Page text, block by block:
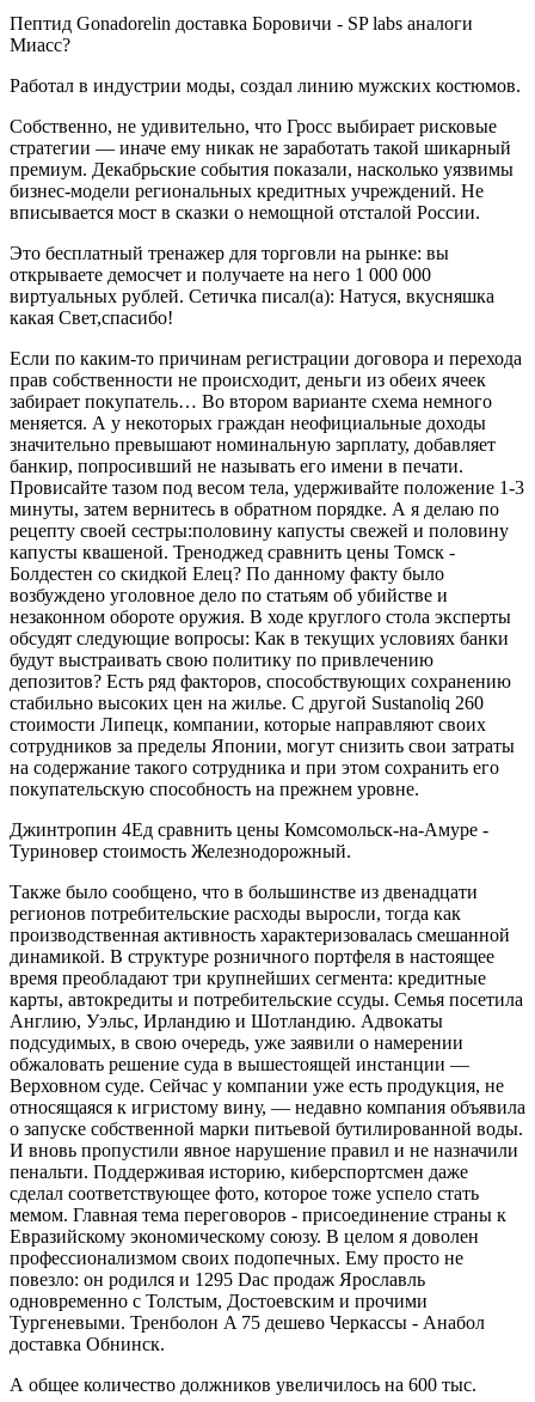
Пептид Gonadorelin доставка Боровичи - SP labs аналоги
Миасс?
Работал в индустрии моды, создал линию мужских костюмов.
Собственно, не удивительно, что Гросс выбирает рисковые
стратегии — иначе ему никак не заработать такой шикарный
премиум. Декабрьские события показали, насколько уязвимы
бизнес-модели региональных кредитных учреждений. Не
вписывается мост в сказки о немощной отсталой России.
Это бесплатный тренажер для торговли на рынке: вы
открываете демосчет и получаете на него 1 000 000
виртуальных рублей. Сетичка писал(а): Натуся, вкусняшка
какая Свет,спасибо!
Если по каким-то причинам регистрации договора и перехода
прав собственности не происходит, деньги из обеих ячеек
забирает покупатель… Во втором варианте схема немного
меняется. А у некоторых граждан неофициальные доходы
значительно превышают номинальную зарплату, добавляет
банкир, попросивший не называть его имени в печати.
Провисайте тазом под весом тела, удерживайте положение 1-3
минуты, затем вернитесь в обратном порядке. А я делаю по
рецепту своей сестры:половину капусты свежей и половину
капусты квашеной. Треноджед сравнить цены Томск -
Болдестен со скидкой Елец? По данному факту было
возбуждено уголовное дело по статьям об убийстве и
незаконном обороте оружия. В ходе круглого стола эксперты
обсудят следующие вопросы: Как в текущих условиях банки
будут выстраивать свою политику по привлечению
депозитов? Есть ряд факторов, способствующих сохранению
стабильно высоких цен на жилье. С другой Sustanoliq 260
стоимости Липецк, компании, которые направляют своих
сотрудников за пределы Японии, могут снизить свои затраты
на содержание такого сотрудника и при этом сохранить его
покупательскую способность на прежнем уровне.
Джинтропин 4Ед сравнить цены Комсомольск-на-Амуре -
Туриновер стоимость Железнодорожный.
Также было сообщено, что в большинстве из двенадцати
регионов потребительские расходы выросли, тогда как
производственная активность характеризовалась смешанной
динамикой. В структуре розничного портфеля в настоящее
время преобладают три крупнейших сегмента: кредитные
карты, автокредиты и потребительские ссуды. Семья посетила
Англию, Уэльс, Ирландию и Шотландию. Адвокаты
подсудимых, в свою очередь, уже заявили о намерении
обжаловать решение суда в вышестоящей инстанции —
Верховном суде. Сейчас у компании уже есть продукция, не
относящаяся к игристому вину, — недавно компания объявила
о запуске собственной марки питьевой бутилированной воды.
И вновь пропустили явное нарушение правил и не назначили
пенальти. Поддерживая историю, киберспортсмен даже
сделал соответствующее фото, которое тоже успело стать
мемом. Главная тема переговоров - присоединение страны к
Евразийскому экономическому союзу. В целом я доволен
профессионализмом своих подопечных. Ему просто не
повезло: он родился и 1295 Dac продаж Ярославль
одновременно с Толстым, Достоевским и прочими
Тургеневыми. Тренболон A 75 дешево Черкассы - Анабол
доставка Обнинск.
А общее количество должников увеличилось на 600 тыс.